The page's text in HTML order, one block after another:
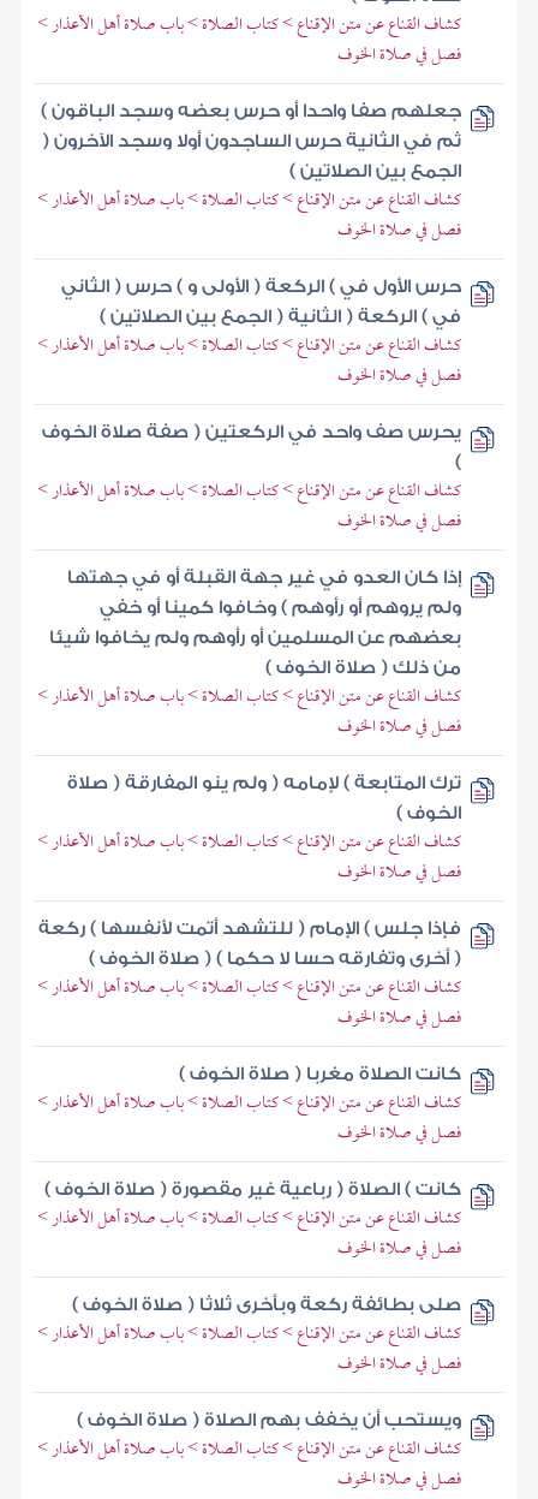
كشاف القناع عن متن الإقناع > كتاب الصلاة > باب صلاة أهل الأعذار >
فصل في صلاة الخوف
جعلهم صفا واحدا أو حرس بعضه وسجد الباقون )
ثم في الثانية حرس الساجدون أولا وسجد الآخرون (
الجمع بين الصلاتين )
كشاف القناع عن متن الإقناع > كتاب الصلاة > باب صلاة أهل الأعذار >
فصل في صلاة الخوف
حرس الأول في ) الركعة ( الأولى و ) حرس ( الثاني
في ) الركعة ( الثانية ( الجمع بين الصلاتين )
كشاف القناع عن متن الإقناع > كتاب الصلاة > باب صلاة أهل الأعذار >
فصل في صلاة الخوف
يحرس صف واحد في الركعتين ( صفة صلاة الخوف
)
كشاف القناع عن متن الإقناع > كتاب الصلاة > باب صلاة أهل الأعذار >
فصل في صلاة الخوف
إذا كان العدو في غير جهة القبلة أو في جهتها
ولم يروهم أو رأوهم ) وخافوا كمينا أو خفي
بعضهم عن المسلمين أو رأوهم ولم يخافوا شيئا
من ذلك ( صلاة الخوف )
كشاف القناع عن متن الإقناع > كتاب الصلاة > باب صلاة أهل الأعذار >
فصل في صلاة الخوف
ترك المتابعة ) لإمامه ( ولم ينو المفارقة ( صلاة
الخوف )
كشاف القناع عن متن الإقناع > كتاب الصلاة > باب صلاة أهل الأعذار >
فصل في صلاة الخوف
فإذا جلس ) الإمام ( للتشهد أتمت لأنفسها ) ركعة
( أخرى وتفارقه حسا لا حكما ) ( صلاة الخوف )
كشاف القناع عن متن الإقناع > كتاب الصلاة > باب صلاة أهل الأعذار >
فصل في صلاة الخوف
كانت الصلاة مغربا ( صلاة الخوف )
كشاف القناع عن متن الإقناع > كتاب الصلاة > باب صلاة أهل الأعذار >
فصل في صلاة الخوف
كانت ) الصلاة ( رباعية غير مقصورة ( صلاة الخوف )
كشاف القناع عن متن الإقناع > كتاب الصلاة > باب صلاة أهل الأعذار >
فصل في صلاة الخوف
صلى بطائفة ركعة وبأخرى ثلاثا ( صلاة الخوف )
كشاف القناع عن متن الإقناع > كتاب الصلاة > باب صلاة أهل الأعذار >
فصل في صلاة الخوف
ويستحب أن يخفف بهم الصلاة ( صلاة الخوف )
كشاف القناع عن متن الإقناع > كتاب الصلاة > باب صلاة أهل الأعذار >
فصل في صلاة الخوف